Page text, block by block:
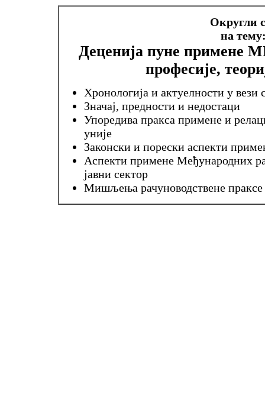
Округли
на
Деценија пуне
професије,
Хронологија и актуелности у
Значај, предности и недостаци
Упоредива пракса примене и
уније
Законски и порески аспекти
Аспекти примене Међународних
јавни сектор
Мишљења рачуноводствене праксе